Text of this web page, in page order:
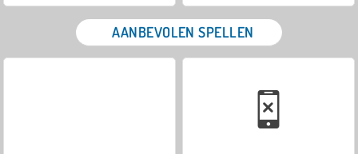
AANBEVOLEN SPELLEN